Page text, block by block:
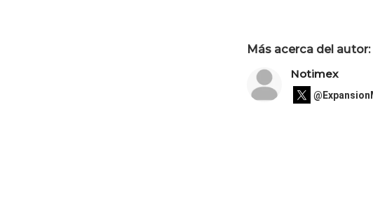
Más acerca del autor:
Notimex